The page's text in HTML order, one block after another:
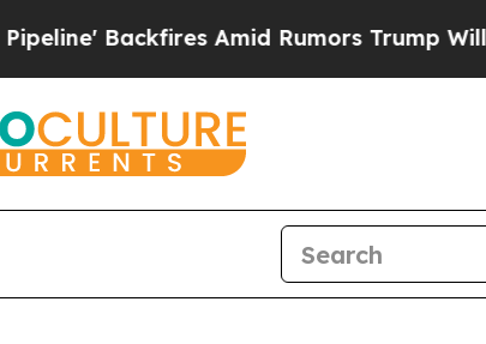
Amid Rumors Trump Will cut Pirro